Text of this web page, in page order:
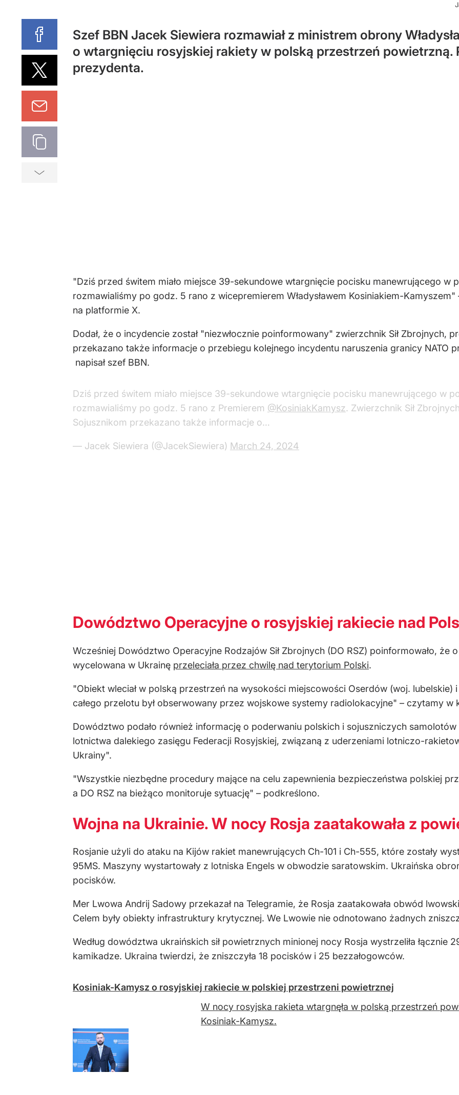
Szef BBN Jacek Siewiera rozmawiał z ministrem obrony
o wtargnięciu rosyjskiej rakiety w polską przestrzeń powietrzną.
prezydenta.
"Dziś przed świtem miało miejsce 39-sekundowe wtargnięcie pocisku manewrującego w
rozmawialiśmy po godz. 5 rano z wicepremierem Władysławem Kosiniakiem-Kamyszem"
na platformie X.
Dodał, że o incydencie został "niezwłocznie poinformowany" zwierzchnik Sił Zbrojnych,
przekazano także informacje o przebiegu kolejnego incydentu naruszenia granicy NATO
napisał szef BBN.
Dziś przed świtem miało miejsce 39-sekundowe wtargnięcie pocisku manewrującego w
rozmawialiśmy po godz. 5 rano z Premierem @KosiniakKamysz. Zwierzchnik Sił
Sojusznikom przekazano także informacje o…
— Jacek Siewiera (@JacekSiewiera) March 24, 2024
Dowództwo Operacyjne o rosyjskiej rakiecie nad
Wcześniej Dowództwo Operacyjne Rodzajów Sił Zbrojnych (DO RSZ) poinformowało,
wycelowana w Ukrainę przeleciała przez chwilę nad terytorium Polski.
"Obiekt wleciał w polską przestrzeń na wysokości miejscowości Oserdów (woj. lubelskie)
całego przelotu był obserwowany przez wojskowe systemy radiolokacyjne" – czytamy w
Dowództwo podało również informację o poderwaniu polskich i sojuszniczych
lotnictwa dalekiego zasięgu Federacji Rosyjskiej, związaną z uderzeniami lotniczo-
Ukrainy".
"Wszystkie niezbędne procedury mające na celu zapewnienia bezpieczeństwa polskiej
a DO RSZ na bieżąco monitoruje sytuację" – podkreślono.
Wojna na Ukrainie. W nocy Rosja zaatakowała z
Rosjanie użyli do ataku na Kijów rakiet manewrujących Ch-101 i Ch-555, które zostały
95MS. Maszyny wystartowały z lotniska Engels w obwodzie saratowskim. Ukraińska
pocisków.
Mer Lwowa Andrij Sadowy przekazał na Telegramie, że Rosja zaatakowała obwód
Celem były obiekty infrastruktury krytycznej. We Lwowie nie odnotowano żadnych
Według dowództwa ukraińskich sił powietrznych minionej nocy Rosja wystrzeliła łącznie
kamikadze. Ukraina twierdzi, że zniszczyła 18 pocisków i 25 bezzałogowców.
Kosiniak-Kamysz o rosyjskiej rakiecie w polskiej przestrzeni powietrznej
W nocy rosyjska rakieta wtargnęła w polską przestrzeń
Kosiniak-Kamysz.